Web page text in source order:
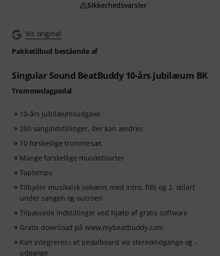
Vis original
Pakketilbud bestående af
Singular Sound BeatBuddy 10-års jubilæum BK
Trommeslagpedal
10-års jubilæumsudgave
200 sangindstillinger, der kan ændres
10 forskellige trommesæt
Mange forskellige musikstilarter
Taptempo
Tilbyder musikalsk sekvens med intro, fills og 2. stilart
under sangen og outroen
Tilpassede indstillinger ved hjælp af gratis software
Gratis download på www.mybeatbuddy.com
Kan integreres i et pedalboard via stereoindgange og -
udgange
Sikkerhedsvarsler